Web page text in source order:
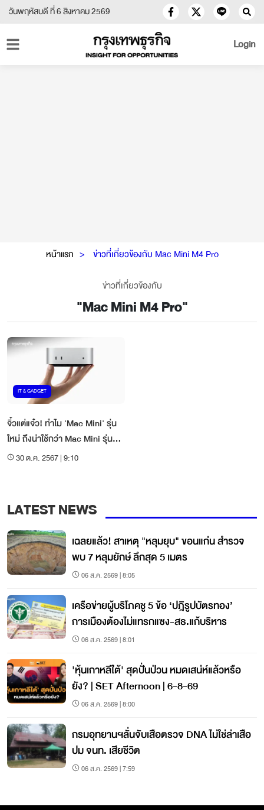
วันพฤหัสบดี ที่ 6 สิงหาคม 2569
Login
หน้าแรก ข่าวที่เกี่ยวข้องกับ Mac Mini M4 Pro
ข่าวที่เกี่ยวข้องกับ
"Mac Mini M4 Pro"
IT & GADGET
จิ๋วแต่แจ๋ว! ทำไม 'Mac Mini' รุ่น
ใหม่ ถึงน่าใช้กว่า Mac Mini รุ่น
เดิม?30 ต.ค. 2567 | 9:10
LATEST NEWS
เฉลยแล้ว! สาเหตุ "หลุมยุบ" ขอนแก่น สำรวจ
พบ 7 หลุมยักษ์ ลึกสุด 5 เมตร
06 ส.ค. 2569 | 8:05
เครือข่ายผู้บริโภคชู 5 ข้อ ‘ปฎิรูปบัตรทอง’
การเมืองต้องไม่แทรกแซง-สธ.แก้บริหาร
06 ส.ค. 2569 | 8:01
'หุ้นเกาหลีใต้' สุดปั่นป่วน หมดเสน่ห์แล้วหรือ
ยัง? | SET Afternoon | 6-8-69
06 ส.ค. 2569 | 8:00
กรมอุทยานฯลั่นจับเสือตรวจ ​DNA​ ไม่ใช่​ล่าเสือ
ปม จนท. เสียชีวิต
06 ส.ค. 2569 | 7:59